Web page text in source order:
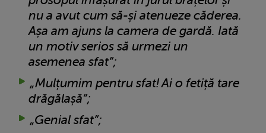
nu a avut cum să-și atenueze căderea.
Așa am ajuns la camera de gardă. Iată
un motiv serios să urmezi un
asemenea sfat”;
„Mulțumim pentru sfat! Ai o fetiță tare
drăgălașă”;
„Genial sfat”;